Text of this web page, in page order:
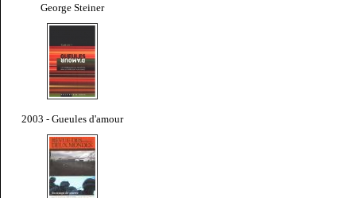
George Steiner
2003 - Gueules d'amour